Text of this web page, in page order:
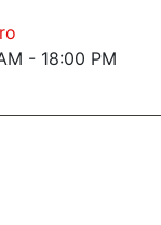
- 18:00 PM